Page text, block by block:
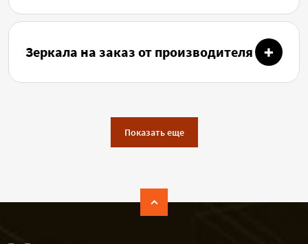
Зеркала на заказ от производителя
Показать еще